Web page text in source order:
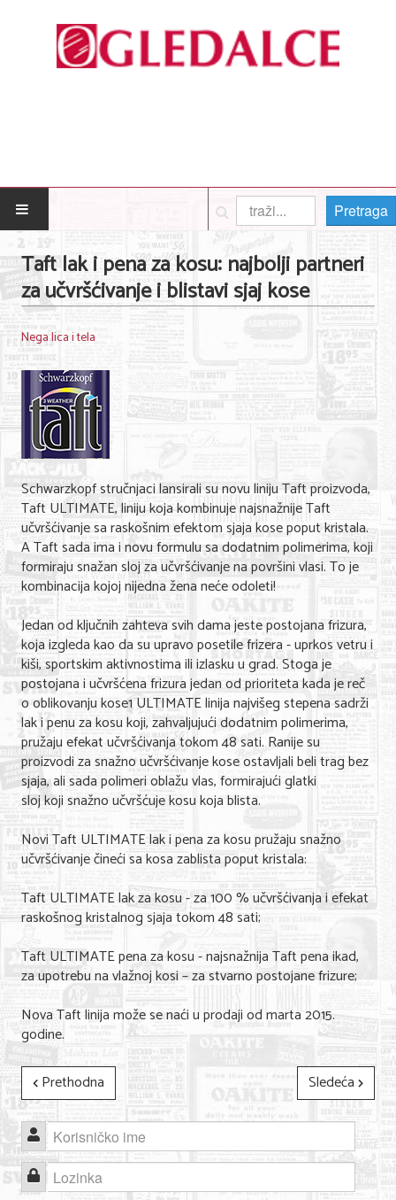
POČETNA
Posao
Usluge
Nega lica i tela
Shopping
Sve za venčanje
Sve za decu
Gastronomija
Kuća i bašta
Zdravlje i medicina
Sport i rekreacija
Hobi i razonoda
ADRESAR
Posao
Usluge
Nega lica i tela
Shopping
Sve za venčanje
Sve za decu
Kuća i bašta
Gastronomija
Sport i rekreacija
Zdravlje i medicina
Hobi i razonoda
UPIS FIRMI
MARKETING
Pretraga
Taft lak i pena za kosu: najbolji partneri
za učvršćivanje i blistavi sjaj kose
Nega lica i tela
Schwarzkopf stručnjaci lansirali su novu liniju Taft proizvoda,
Taft ULTIMATE, liniju koja kombinuje najsnažnije Taft
učvršćivanje sa raskošnim efektom sjaja kose poput kristala.
A Taft sada ima i novu formulu sa dodatnim polimerima, koji
formiraju snažan sloj za učvršćivanje na površini vlasi. To je
kombinacija kojoj nijedna žena neće odoleti!
Jedan od ključnih zahteva svih dama jeste postojana frizura,
koja izgleda kao da su upravo posetile frizera - uprkos vetru i
kiši, sportskim aktivnostima ili izlasku u grad. Stoga je
postojana i učvršćena frizura jedan od prioriteta kada je reč
o oblikovanju kose1 ULTIMATE linija najvišeg stepena sadrži
lak i penu za kosu koji, zahvaljujući dodatnim polimerima,
pružaju efekat učvršćivanja tokom 48 sati. Ranije su
proizvodi za snažno učvršćivanje kose ostavljali beli trag bez
sjaja, ali sada polimeri oblažu vlas, formirajući glatki
sloj koji snažno učvršćuje kosu koja blista.
Novi Taft ULTIMATE lak i pena za kosu pružaju snažno
učvršćivanje čineći sa kosa zablista poput kristala:
Taft ULTIMATE lak za kosu - za 100 % učvršćivanja i efekat
raskošnog kristalnog sjaja tokom 48 sati;
Taft ULTIMATE pena za kosu - najsnažnija Taft pena ikad,
za upotrebu na vlažnoj kosi – za stvarno postojane frizure;
Nova Taft linija može se naći u prodaji od marta 2015.
godine.
Prethodna
Sledeća
Korisničko ime
Lozinka